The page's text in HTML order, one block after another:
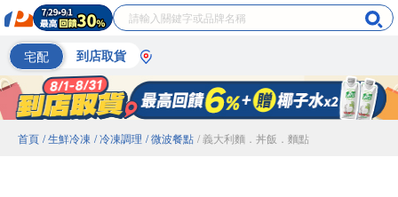
宅配 到店取貨
首頁 / 生鮮冷凍 / 冷凍調理 / 微波餐點 / 義大利麵．丼飯．麵點